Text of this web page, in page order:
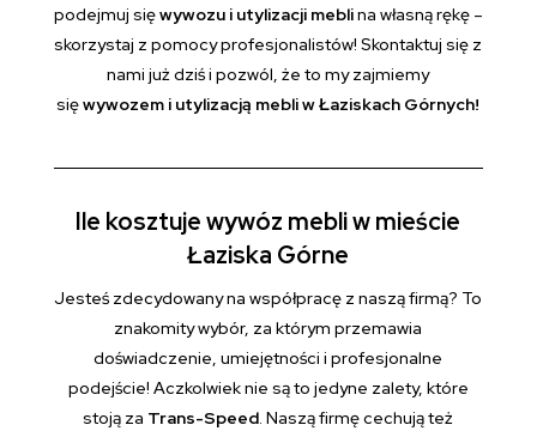
podejmuj sięwywozu i utylizacji meblina własną rękę –
skorzystaj z pomocy profesjonalistów! Skontaktuj się z
nami już dziś i pozwól, że to my zajmiemy
sięwywozem i utylizacją mebli w Łaziskach Górnych!
Ile kosztuje wywóz mebli w mieście
Łaziska Górne
Jesteś zdecydowany na współpracę z naszą firmą? To
znakomity wybór, za którym przemawia
doświadczenie, umiejętności i profesjonalne
podejście! Aczkolwiek nie są to jedyne zalety, które
stoją za Trans-Speed. Naszą firmę cechują też